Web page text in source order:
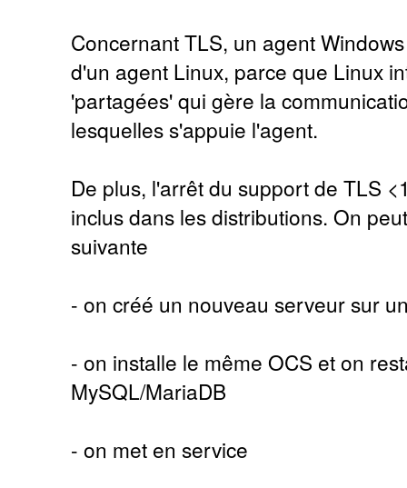
Concernant TLS, un agent
d'un agent Linux, parce que Linux
'partagées' qui gère la
lesquelles s'appuie l'agent.
De plus, l'arrêt du support de TLS
inclus dans les distributions. On
suivante
- on créé un nouveau serveur sur
- on installe le même OCS et on
MySQL/MariaDB
- on met en service